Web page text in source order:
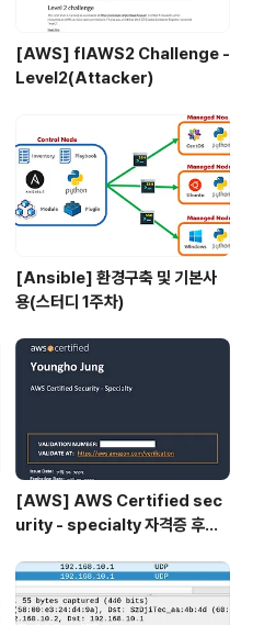
[AWS] flAWS2 Challenge -
Level2(Attacker)
[Ansible] 환경구축 및 기본사
용(스터디 1주차)
[AWS] AWS Certified sec
urity - specialty 자격증 후기